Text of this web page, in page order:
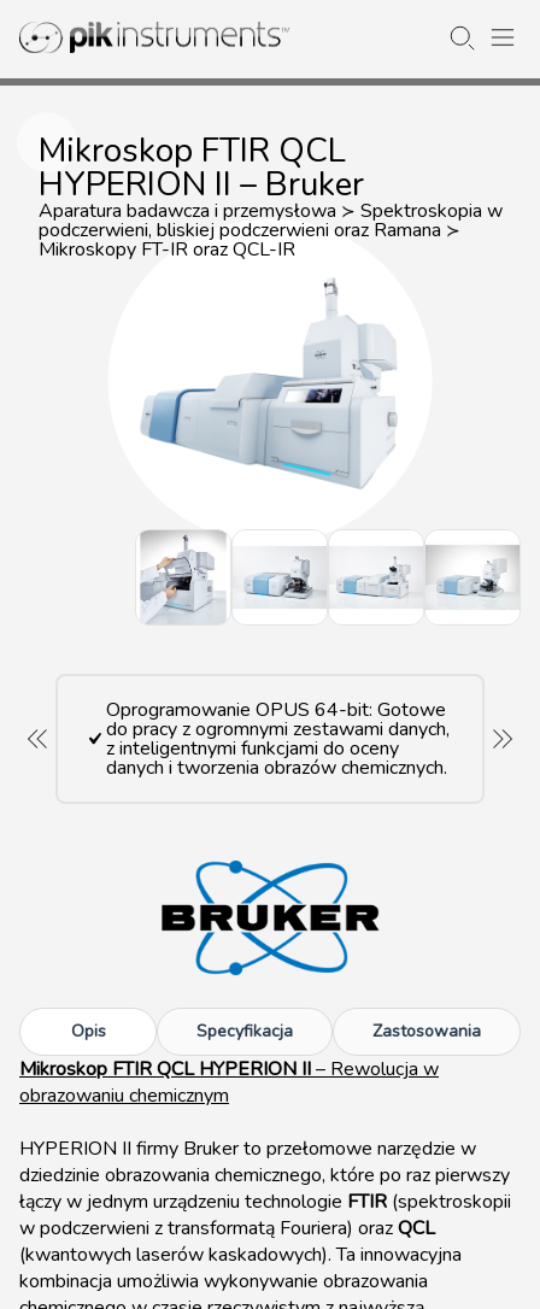
Mikroskop FTIR QCL
HYPERION II – Bruker
Aparatura badawcza i przemysłowa ≻ Spektroskopia w
podczerwieni, bliskiej podczerwieni oraz Ramana ≻
Mikroskopy FT-IR oraz QCL-IR
Oprogramowanie OPUS 64-bit: Gotowe
do pracy z ogromnymi zestawami danych,
z inteligentnymi funkcjami do oceny
danych i tworzenia obrazów chemicznych.
Opis Specyfikacja Zastosowania
Mikroskop FTIR QCL HYPERION II– Rewolucja w
obrazowaniu chemicznym
HYPERION II firmy Bruker to przełomowe narzędzie w
dziedzinie obrazowania chemicznego, które po raz pierwszy
łączy w jednym urządzeniu technologie FTIR (spektroskopii
w podczerwieni z transformatą Fouriera) orazQCL
(kwantowych laserów kaskadowych). Ta innowacyjna
kombinacja umożliwia wykonywanie obrazowania